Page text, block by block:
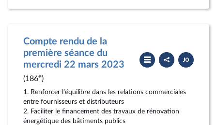
Compte rendu de la
première séance du
mercredi 22 mars 2023
(186e)
Partager
le
compte
Télécharger
le
PDF
1. Renforcer l’équilibre dans les relations commerciales
entre fournisseurs et distributeurs
2. Faciliter le financement des travaux de rénovation
énergétique des bâtiments publics